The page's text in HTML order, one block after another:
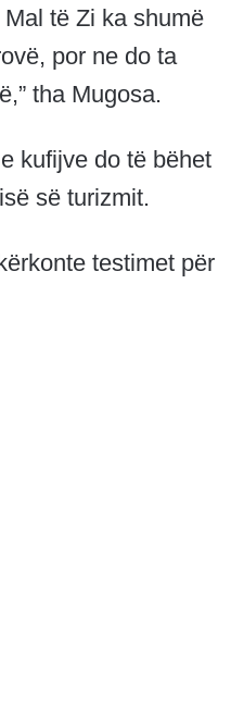
të Zi ka shumë
por ne do ta
tha Mugosa.
kufijve do të bëhet
së turizmit.
testimet për